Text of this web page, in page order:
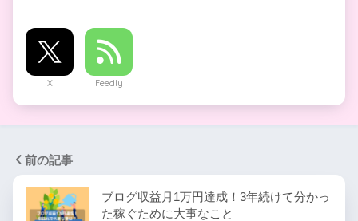
X Feedly
前の記事
ブログ収益月1万円達成！3年続けて分かっ
た稼ぐために大事なこと